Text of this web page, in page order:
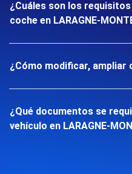
¿Cuáles son los
coche en LARAGNE-
¿Cómo modificar, ampliar
¿Qué documentos se
vehículo en LARAGNE-